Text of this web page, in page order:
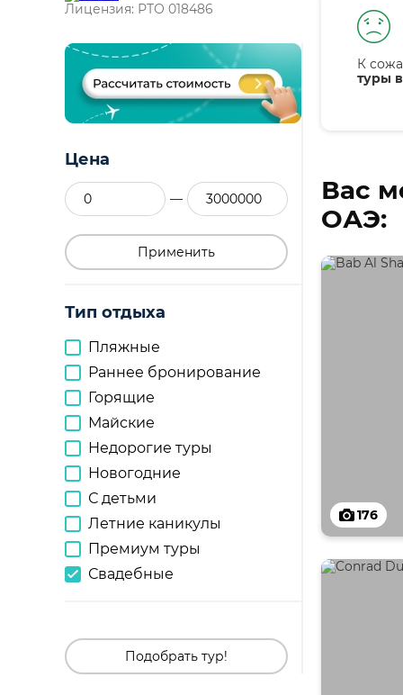
Лицензия: РТО 018486
Цена
—
Применить
Тип отдыха
Пляжные
Раннее бронирование
Горящие
Майские
Недорогие туры
Новогодние
С детьми
Летние каникулы
Премиум туры
Свадебные
Подобрать тур!
К
туры
Вас
ОАЭ:
176